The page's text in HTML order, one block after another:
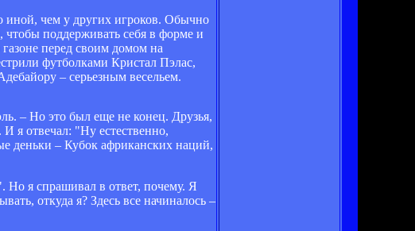
иной, чем у других игроков. Обычно
чтобы поддерживать себя в форме и
перед своим домом на
футболками Кристал Пэлас,
– серьезным весельем.
– Но это был еще не конец. Друзья,
я отвечал: "Ну естественно,
деньки – Кубок африканских наций,
Но я спрашивал в ответ, почему. Я
откуда я? Здесь все начиналось –